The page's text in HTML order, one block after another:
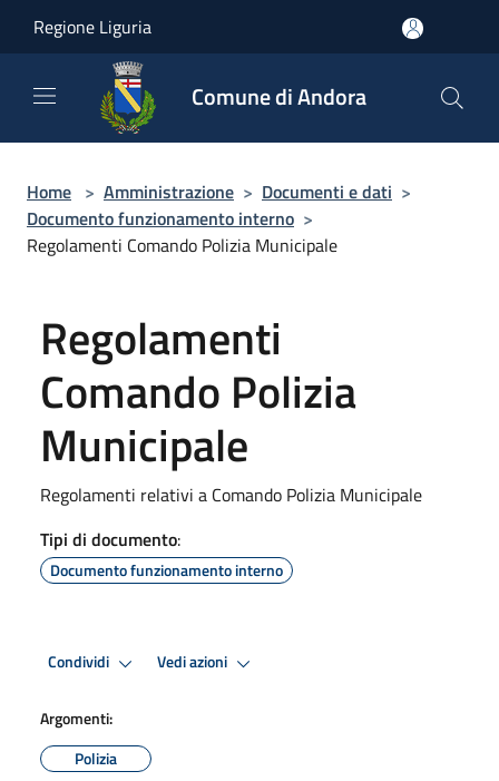
Regione Liguria
Comune di Andora
Home > Amministrazione > Documenti e dati >
Documento funzionamento interno >
Regolamenti Comando Polizia Municipale
Regolamenti
Comando Polizia
Municipale
Regolamenti relativi a Comando Polizia Municipale
Tipi di documento:
Documento funzionamento interno
Condividi Vedi azioni
Argomenti:
Polizia